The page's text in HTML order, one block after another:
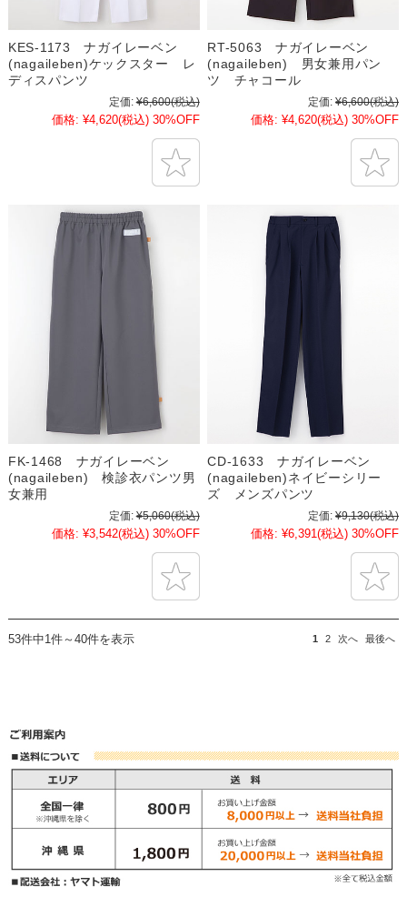
KES-1173 ナガイレーベン
(nagaileben)ケックスター レ
ディスパンツ
定価: ¥6,600(税込)
価格: ¥4,620(税込) 30%OFF
RT-5063 ナガイレーベン
(nagaileben) 男女兼用パン
ツ チャコール
定価: ¥6,600(税込)
価格: ¥4,620(税込) 30%OFF
FK-1468 ナガイレーベン
(nagaileben) 検診衣パンツ男
女兼用
定価: ¥5,060(税込)
価格: ¥3,542(税込) 30%OFF
CD-1633 ナガイレーベン
(nagaileben)ネイビーシリー
ズ メンズパンツ
定価: ¥9,130(税込)
価格: ¥6,391(税込) 30%OFF
53件中1件～40件を表示 1 2 次へ 最後へ